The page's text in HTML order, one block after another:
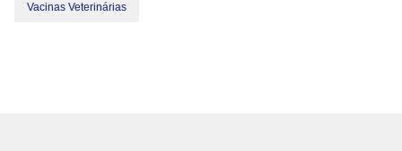
Vacinas Veterinárias